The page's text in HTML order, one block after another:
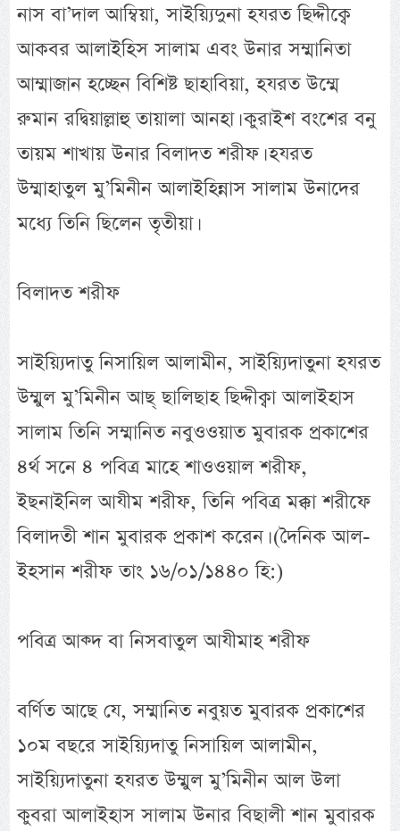
নাস বা’দাল আম্বিয়া, সাইয়্যিদুনা হযরত ছিদ্দীক্বে
আকবর আলাইহিস সালাম এবং উনার সম্মানিতা
আম্মাজান হচ্ছেন বিশিষ্ট ছাহাবিয়া, হযরত উম্মে
রুমান রদ্বিয়াল্লাহু তায়ালা আনহা। কুরাইশ বংশের বনু
তায়ম শাখায় উনার বিলাদত শরীফ। হযরত
উম্মাহাতুল মু’মিনীন আলাইহিন্নাস সালাম উনাদের
মধ্যে তিনি ছিলেন তৃতীয়া।
বিলাদত শরীফ
সাইয়্যিদাতু নিসায়িল আলামীন, সাইয়্যিদাতুনা হযরত
উম্মুল মু’মিনীন আছ্ ছালিছাহ ছিদ্দীক্বা আলাইহাস
সালাম তিনি সম্মানিত নবুওওয়াত মুবারক প্রকাশের
৪র্থ সনে ৪ পবিত্র মাহে শাওওয়াল শরীফ,
ইছনাইনিল আযীম শরীফ, তিনি পবিত্র মক্কা শরীফে
বিলাদতী শান মুবারক প্রকাশ করেন। (দৈনিক আল-
ইহসান শরীফ তাং ১৬/০১/১৪৪০ হি:)
পবিত্র আক্দ বা নিসবাতুল আযীমাহ শরীফ
বর্ণিত আছে যে, সম্মানিত নবুয়ত মুবারক প্রকাশের
১০ম বছরে সাইয়্যিদাতু নিসায়িল আলামীন,
সাইয়্যিদাতুনা হযরত উম্মুল মু’মিনীন আল উলা
কুবরা আলাইহাস সালাম উনার বিছালী শান মুবারক